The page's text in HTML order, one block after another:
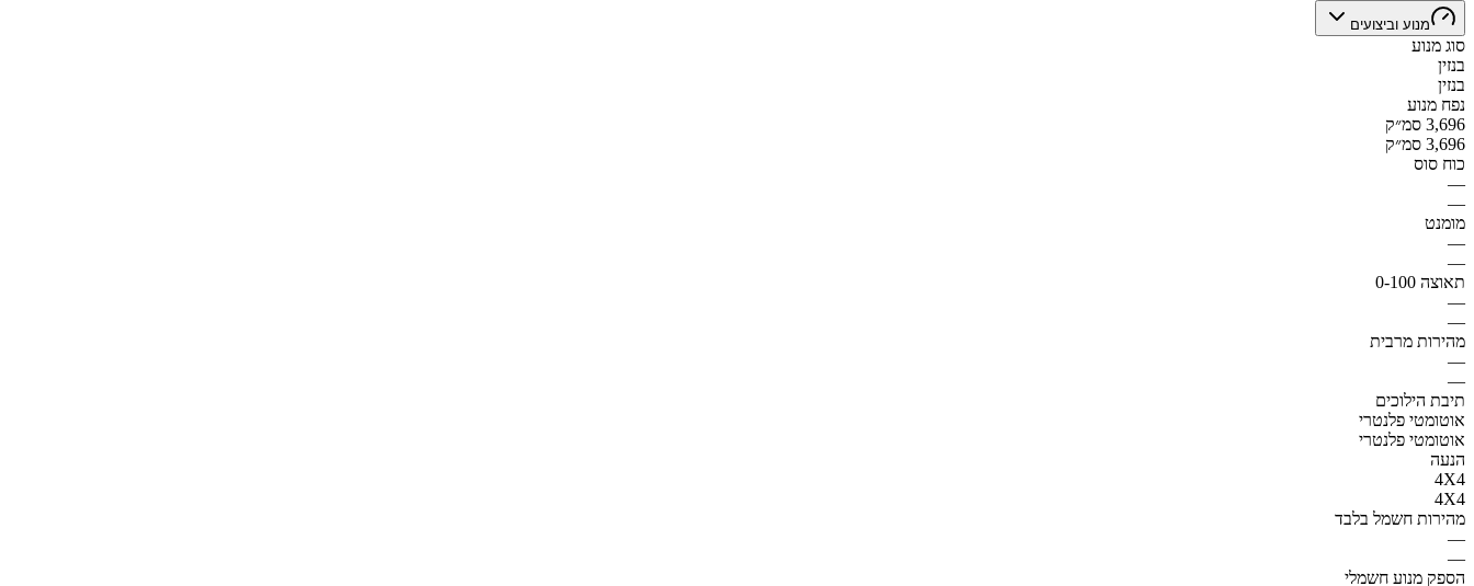
מנוע וביצועים
סוג מנוע
בנזין
בנזין
נפח מנוע
3,696 סמ״ק
3,696 סמ״ק
כוח סוס
—
—
מומנט
—
—
תאוצה 0-100
—
—
מהירות מרבית
—
—
תיבת הילוכים
אוטומטי פלנטרי
אוטומטי פלנטרי
הנעה
4X4
4X4
מהירות חשמל בלבד
—
—
הספק מנוע חשמלי